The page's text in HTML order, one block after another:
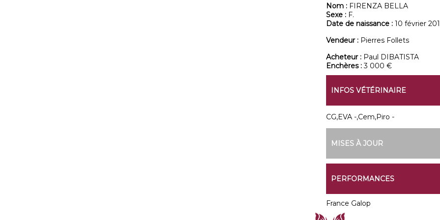
Nom : FIRENZA BELLA
Sexe : F.
Date de naissance : 10 février
Vendeur : Pierres Follets
Acheteur : Paul DIBATISTA
Enchères :3 000 €
INFOS VÉTÉRINAIRE
CG,EVA -,Cem,Piro -
MISES À JOUR
PERFORMANCES
France Galop